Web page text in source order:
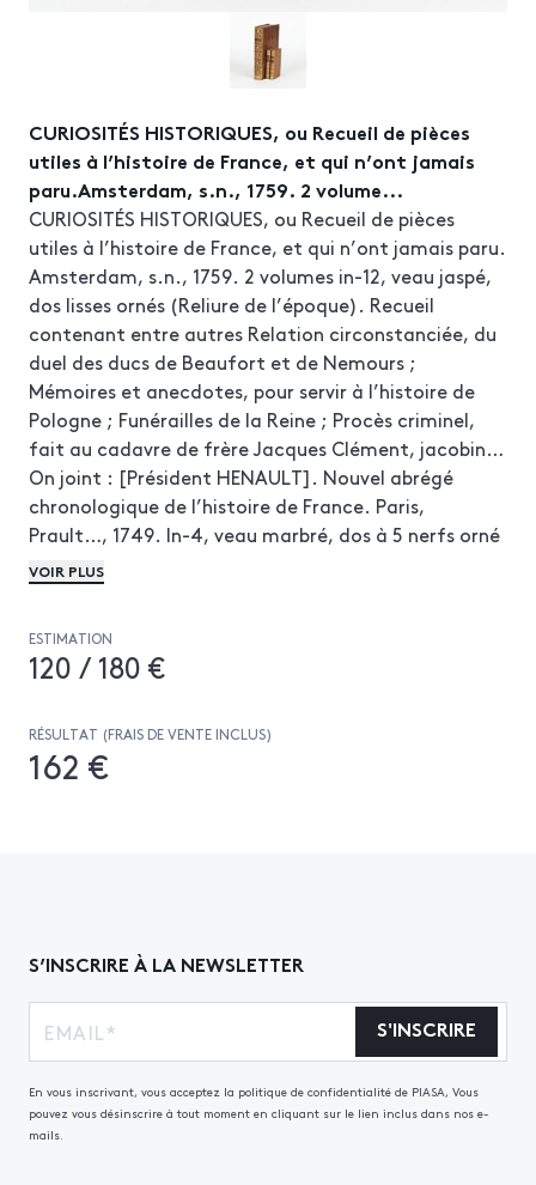
CURIOSITÉS HISTORIQUES, ou Recueil de pièces
utiles à l’histoire de France, et qui n’ont jamais
paru.Amsterdam, s.n., 1759. 2 volume...
CURIOSITÉS HISTORIQUES, ou Recueil de pièces
utiles à l’histoire de France, et qui n’ont jamais paru.
Amsterdam, s.n., 1759. 2 volumes in-12, veau jaspé,
dos lisses ornés (Reliure de l’époque). Recueil
contenant entre autres Relation circonstanciée, du
duel des ducs de Beaufort et de Nemours ;
Mémoires et anecdotes, pour servir à l’histoire de
Pologne ; Funérailles de la Reine ; Procès criminel,
fait au cadavre de frère Jacques Clément, jacobin…
On joint : [Président HENAULT]. Nouvel abrégé
chronologique de l’histoire de France. Paris,
Prault…, 1749. In-4, veau marbré, dos à 5 nerfs orné
(Reliure de l’époque). Troisième édition contenant 4
vignettes, 3 lettrines et 36 beaux culs-de-lampe par
frontispice.
VOIR PLUS
ESTIMATION
120 / 180 €
RÉSULTAT (FRAIS DE VENTE INCLUS)
162 €
S’INSCRIRE À LA NEWSLETTER
S'INSCRIRE
En vous inscrivant, vous acceptez la politique de confidentialité de PIASA, Vous
pouvez vous désinscrire à tout moment en cliquant sur le lien inclus dans nos e-
mails.